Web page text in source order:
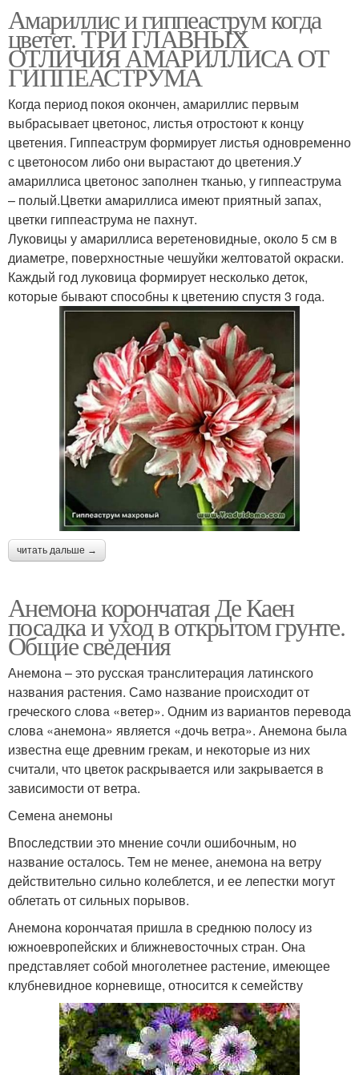
Амариллис и гиппеаструм когда
цветет. ТРИ ГЛАВНЫХ
ОТЛИЧИЯ АМАРИЛЛИСА ОТ
ГИППЕАСТРУМА
Когда период покоя окончен, амариллис первым
выбрасывает цветонос, листья отростоют к концу
цветения. Гиппеаструм формирует листья одновременно
с цветоносом либо они вырастают до цветения.У
амариллиса цветонос заполнен тканью, у гиппеаструма
– полый.Цветки амариллиса имеют приятный запах,
цветки гиппеаструма не пахнут.
Луковицы у амариллиса веретеновидные, около 5 см в
диаметре, поверхностные чешуйки желтоватой окраски.
Каждый год луковица формирует несколько деток,
которые бывают способны к цветению спустя 3 года.
читать дальше →
Анемона корончатая Де Каен
посадка и уход в открытом грунте.
Общие сведения
Анемона – это русская транслитерация латинского
названия растения. Само название происходит от
греческого слова «ветер». Одним из вариантов перевода
слова «анемона» является «дочь ветра». Анемона была
известна еще древним грекам, и некоторые из них
считали, что цветок раскрывается или закрывается в
зависимости от ветра.
Семена анемоны
Впоследствии это мнение сочли ошибочным, но
название осталось. Тем не менее, анемона на ветру
действительно сильно колеблется, и ее лепестки могут
облетать от сильных порывов.
Анемона корончатая пришла в среднюю полосу из
южноевропейских и ближневосточных стран. Она
представляет собой многолетнее растение, имеющее
клубневидное корневище, относится к семейству